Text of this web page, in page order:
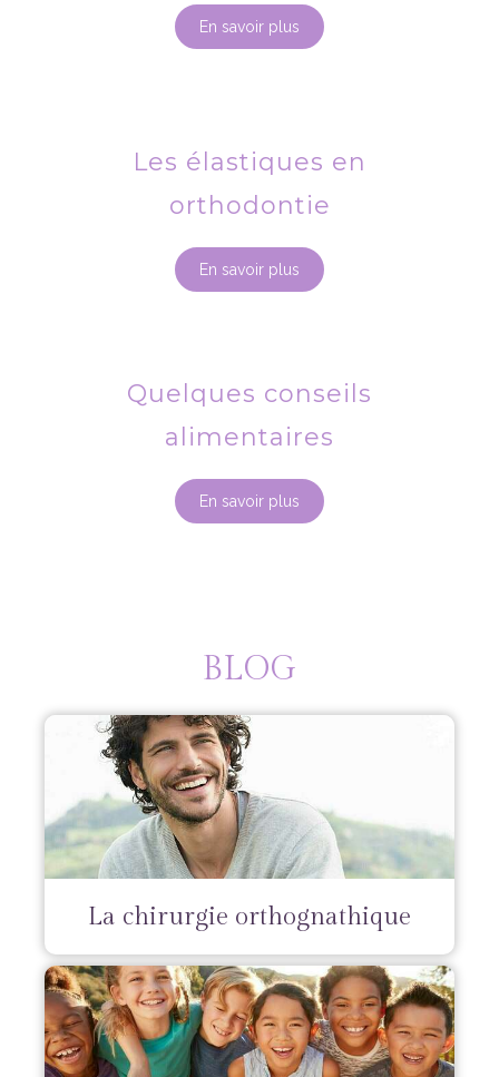
En savoir plus
Les élastiques en
orthodontie
En savoir plus
Quelques conseils
alimentaires
En savoir plus
BLOG
La chirurgie orthognathique